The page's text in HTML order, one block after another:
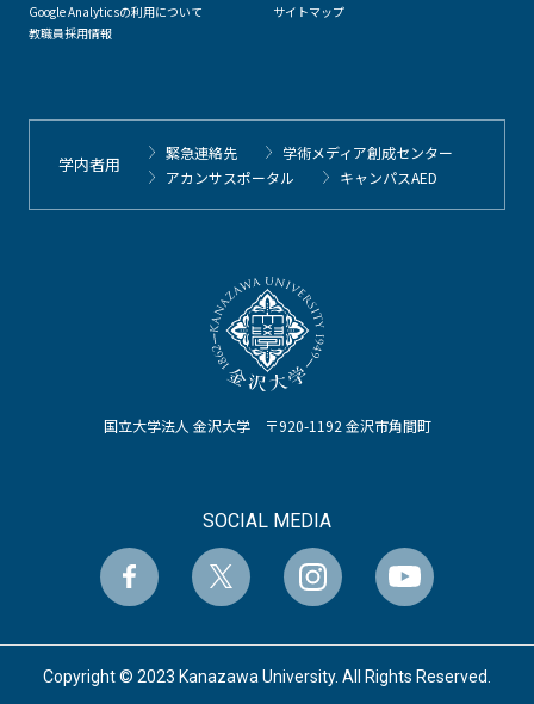
国立大学法人 金沢大学 〒920-1192 金沢市角間町
SOCIAL MEDIA
Google Analyticsの利用について
教職員採用情報
サイトマップ
学内者用
緊急連絡先
学術メディア創成センター
アカンサスポータル
キャンパスAED
Copyright © 2023 Kanazawa University. All Rights Reserved.